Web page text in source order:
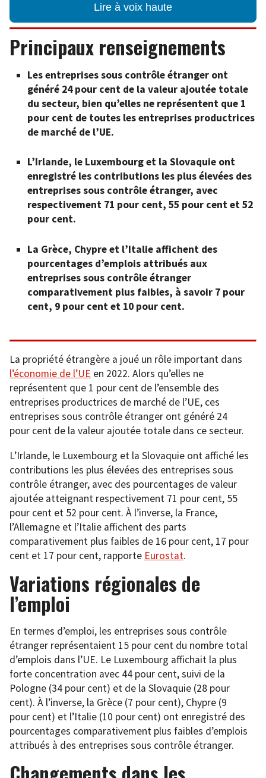
Lire à voix haute
Principaux renseignements
Les entreprises sous contrôle étranger ont
généré 24 pour cent de la valeur ajoutée totale
du secteur, bien qu’elles ne représentent que 1
pour cent de toutes les entreprises productrices
de marché de l’UE.
L’Irlande, le Luxembourg et la Slovaquie ont
enregistré les contributions les plus élevées des
entreprises sous contrôle étranger, avec
respectivement 71 pour cent, 55 pour cent et 52
pour cent.
La Grèce, Chypre et l’Italie affichent des
pourcentages d’emplois attribués aux
entreprises sous contrôle étranger
comparativement plus faibles, à savoir 7 pour
cent, 9 pour cent et 10 pour cent.
La propriété étrangère a joué un rôle important dans
l’économie de l’UE en 2022. Alors qu’elles ne
représentent que 1 pour cent de l’ensemble des
entreprises productrices de marché de l’UE, ces
entreprises sous contrôle étranger ont généré 24
pour cent de la valeur ajoutée totale dans ce secteur.
L’Irlande, le Luxembourg et la Slovaquie ont affiché les
contributions les plus élevées des entreprises sous
contrôle étranger, avec des pourcentages de valeur
ajoutée atteignant respectivement 71 pour cent, 55
pour cent et 52 pour cent. À l’inverse, la France,
l’Allemagne et l’Italie affichent des parts
comparativement plus faibles de 16 pour cent, 17 pour
cent et 17 pour cent, rapporte Eurostat.
Variations régionales de
l’emploi
En termes d’emploi, les entreprises sous contrôle
étranger représentaient 15 pour cent du nombre total
d’emplois dans l’UE. Le Luxembourg affichait la plus
forte concentration avec 44 pour cent, suivi de la
Pologne (34 pour cent) et de la Slovaquie (28 pour
cent). À l’inverse, la Grèce (7 pour cent), Chypre (9
pour cent) et l’Italie (10 pour cent) ont enregistré des
pourcentages comparativement plus faibles d’emplois
attribués à des entreprises sous contrôle étranger.